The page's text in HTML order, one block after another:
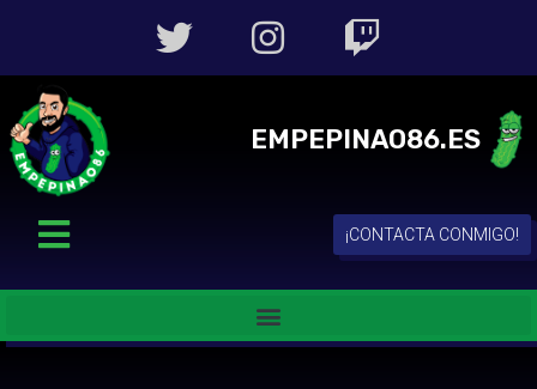
EMPEPINAO86.ES
¡CONTACTA CONMIGO!